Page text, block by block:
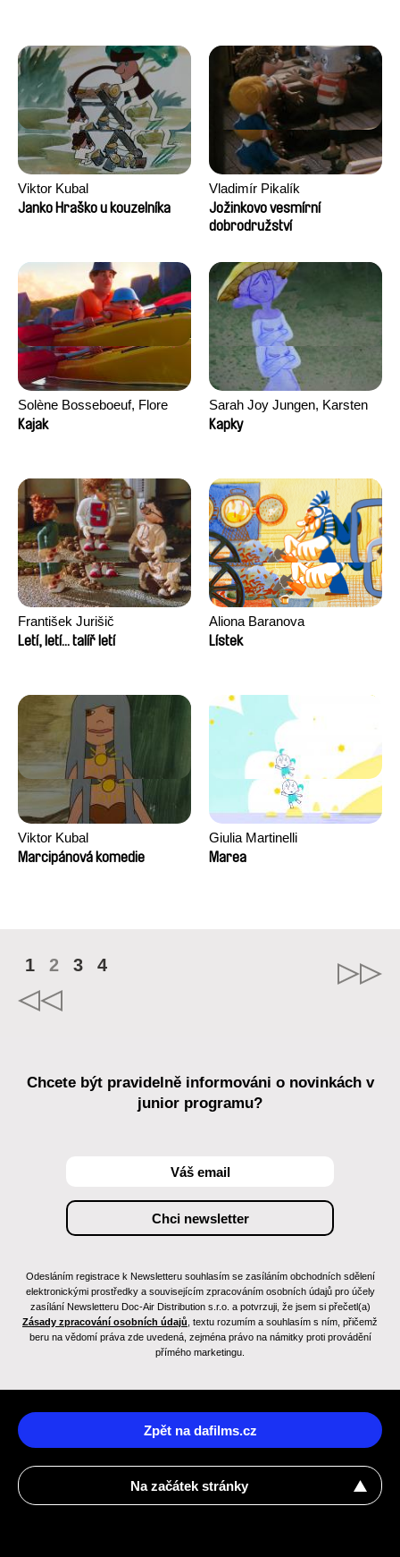
Viktor Kubal
Janko Hraško u kouzelníka
Vladimír Pikalík
Jožinkovo vesmírní
dobrodružství
Solène Bosseboeuf, Flore
Dechorgnat, Tiphaine Klein,
Kajak
Sarah Joy Jungen, Karsten
Kjærulf-Hoop
Kapky
František Jurišič
Letí, letí... talíř letí
Aliona Baranova
Lístek
Viktor Kubal
Marcipánová komedie
Giulia Martinelli
Marea
1 2 3 4
Chcete být pravidelně informováni o novinkách v
junior programu?
Odesláním registrace k Newsletteru souhlasím se zasíláním obchodních sdělení
elektronickými prostředky a souvisejícím zpracováním osobních údajů pro účely
zasílání Newsletteru Doc-Air Distribution s.r.o. a potvrzuji, že jsem si přečetl(a)
Zásady zpracování osobních údajů , textu rozumím a souhlasím s ním, přičemž
beru na vědomí práva zde uvedená, zejména právo na námitky proti provádění
přímého marketingu.
Zpět na dafilms.cz
Na začátek stránky